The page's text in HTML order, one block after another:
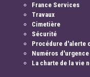
France Services
Travaux
Cimetière
Sécurité
Procédure d'alerte
Numéros d'urgence
La charte de la vie